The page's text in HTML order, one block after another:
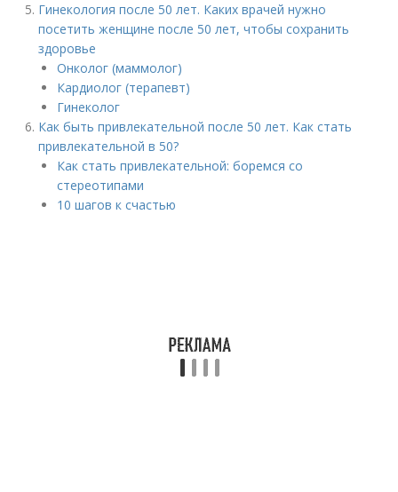
Гинекология после 50 лет. Каких врачей нужно
посетить женщине после 50 лет, чтобы сохранить
здоровье
Онколог (маммолог)
Кардиолог (терапевт)
Гинеколог
Как быть привлекательной после 50 лет. Как стать
привлекательной в 50?
Как стать привлекательной: боремся со
стереотипами
10 шагов к счастью